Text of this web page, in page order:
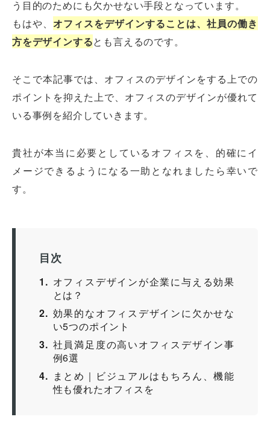
う目的のためにも欠かせない手段となっています。
もはや、 オフィスをデザインすることは、社員の働き
方をデザインするとも言えるのです。
そこで本記事では、オフィスのデザインをする上での
ポイントを抑えた上で、オフィスのデザインが優れて
いる事例を紹介していきます。
貴社が本当に必要としているオフィスを、的確にイ
メージできるようになる一助となれましたら幸いで
す。
目次
1
オフィスデザインが企業に与える効果
とは？
2
効果的なオフィスデザインに欠かせな
い5つのポイント
3
社員満足度の高いオフィスデザイン事
例6選
4
まとめ｜ビジュアルはもちろん、機能
性も優れたオフィスを